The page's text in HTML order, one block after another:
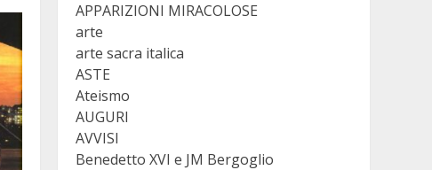
APPARIZIONI MIRACOLOSE
arte
arte sacra italica
ASTE
Ateismo
AUGURI
AVVISI
Benedetto XVI e JM Bergoglio